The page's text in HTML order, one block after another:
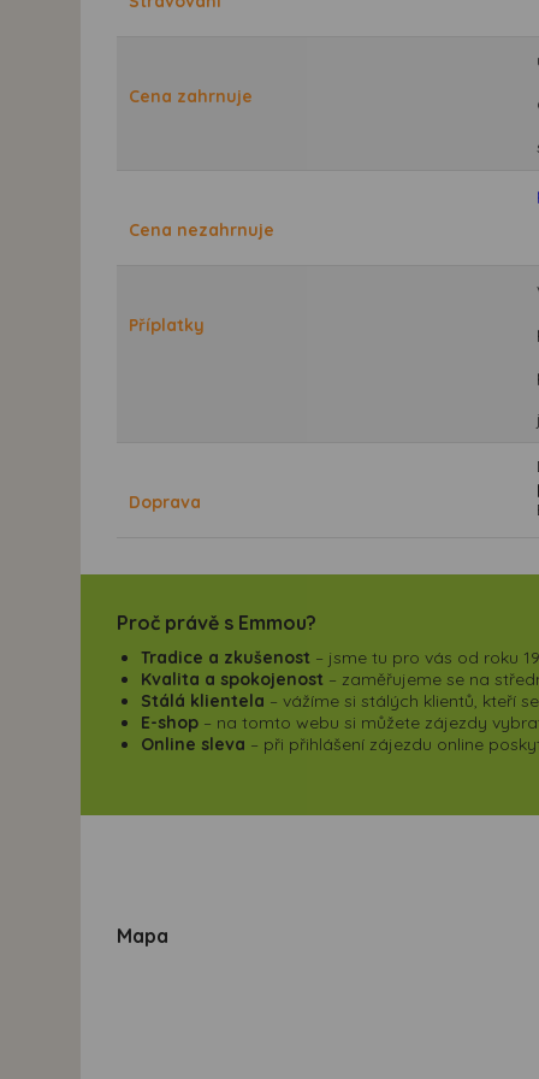
Cena zahrnuje
Cena nezahrnuje
Příplatky
Doprava
Proč právě s Emmou?
Tradice a zkušenost – jsme tu pro vás od roku
Kvalita a spokojenost – zaměřujeme se na
Stálá klientela – vážíme si stálých klientů, kteří
E-shop – na tomto webu si můžete zájezdy
Online sleva – při přihlášení zájezdu online
Mapa